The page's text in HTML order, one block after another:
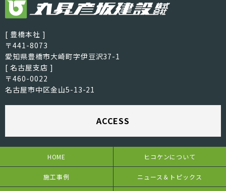
[ 豊橋本社 ]
〒441-8073
愛知県豊橋市大崎町字伊豆沢37-1
[ 名古屋支店 ]
〒460-0022
名古屋市中区金山5-13-21
ACCESS
HOME ヒコケンについて
施工事例 ニュース＆トピックス